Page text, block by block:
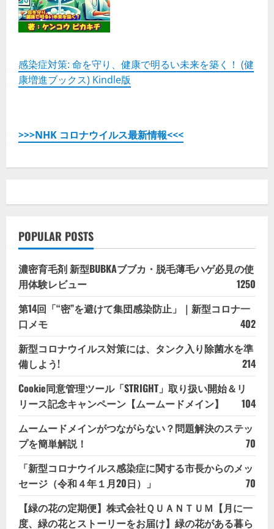
コ
ミ、
メ
リ
と
デ
メ
リ
細
を
く
感染症対策: 命を守り、健康で明るい未来を築く！ (健
康増進ブックス) Kindle版
>>>NHK コロナウイルス最新情報<<<
POPULAR POSTS
濃密育毛剤 新型BUBKAブブカ・脱毛薄毛ハゲ必見の使
用体験レビュー
1250
第14回「“密”を避けて集団感染防止」｜新型コロナ一
口メモ
402
新型コロナウイルス対策には、タンク入り除菌水を準
備しよう!
214
Cookie同意管理ツール「STRIGHT」取り扱い開始＆リ
リース記念キャンペーン【ムームードメイン】
104
ムームードメインがつながらない？問題解決のステッ
プを簡単解説！
70
「新型コロナウイルス感染症に関する市長からのメッ
セージ（令和４年１月20日）」
70
【緑の花の定期便】株式会社ＱＵＡＮＴＵＭ【月に一
度、緑の花とストーリーをお届け】緑の花がある暮ら